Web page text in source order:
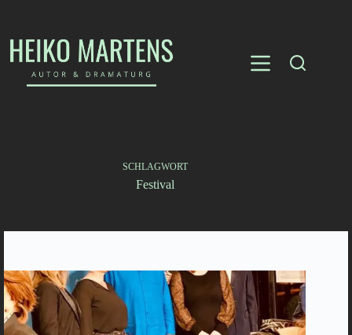
springen
SCHLAGWORT
Festival